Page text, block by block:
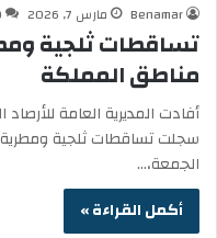
Benamar مارس 7, 2026
تساقطات ثلجية
مناطق المملكة
أفادت المديرية العامة
سجلت تساقطات ثلجية
الجمعة،…
أكمل القراءة »